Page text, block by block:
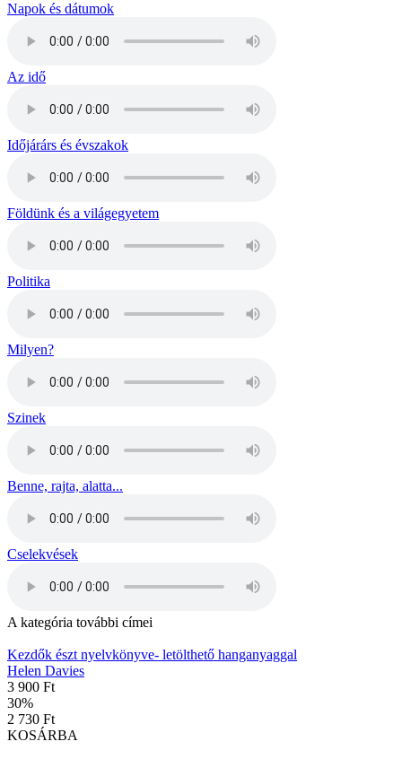
Napok és dátumok
Az idő
Időjárárs és évszakok
Földünk és a világegyetem
Politika
Milyen?
Szinek
Benne, rajta, alatta...
Cselekvések
A kategória további címei
Kezdők észt nyelvkönyve- letölthető hanganyaggal
Helen Davies
3 900 Ft
30%
2 730 Ft
KOSÁRBA